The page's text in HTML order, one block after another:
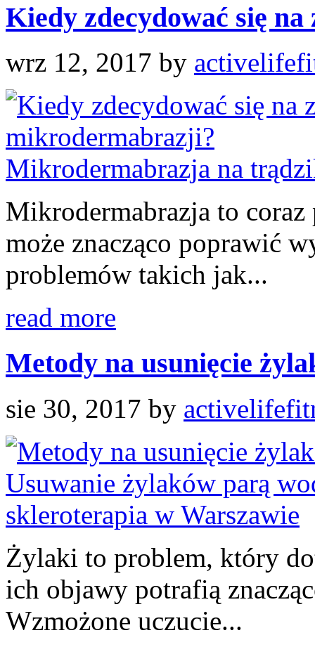
Kiedy zdecydować się na
wrz 12, 2017 by
Mikrodermabrazja to
może znacząco poprawić
problemów takich jak...
read more
Metody na usunięcie
sie 30, 2017 by
Żylaki to problem, który
ich objawy potrafią
Wzmożone uczucie...